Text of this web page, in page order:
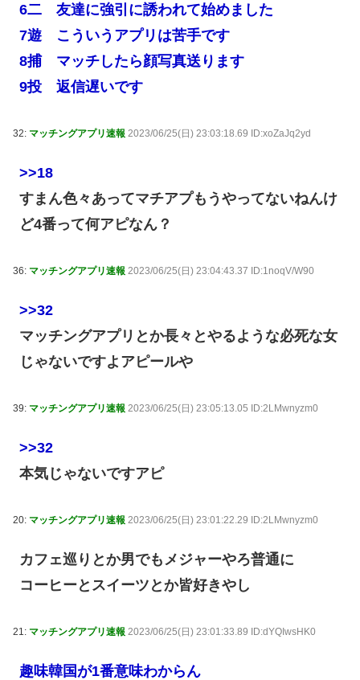
6二 友達に強引に誘われて始めました
7遊 こういうアプリは苦手です
8捕 マッチしたら顔写真送ります
9投 返信遅いです
32: マッチングアプリ速報 2023/06/25(日) 23:03:18.69 ID:xoZaJq2yd
>>18
すまん色々あってマチアプもうやってないねんけ
ど4番って何アピなん？
36: マッチングアプリ速報 2023/06/25(日) 23:04:43.37 ID:1noqV/W90
>>32
マッチングアプリとか長々とやるような必死な女
じゃないですよアピールや
39: マッチングアプリ速報 2023/06/25(日) 23:05:13.05 ID:2LMwnyzm0
>>32
本気じゃないですアピ
20: マッチングアプリ速報 2023/06/25(日) 23:01:22.29 ID:2LMwnyzm0
カフェ巡りとか男でもメジャーやろ普通に
コーヒーとスイーツとか皆好きやし
21: マッチングアプリ速報 2023/06/25(日) 23:01:33.89 ID:dYQIwsHK0
趣味韓国が1番意味わからん